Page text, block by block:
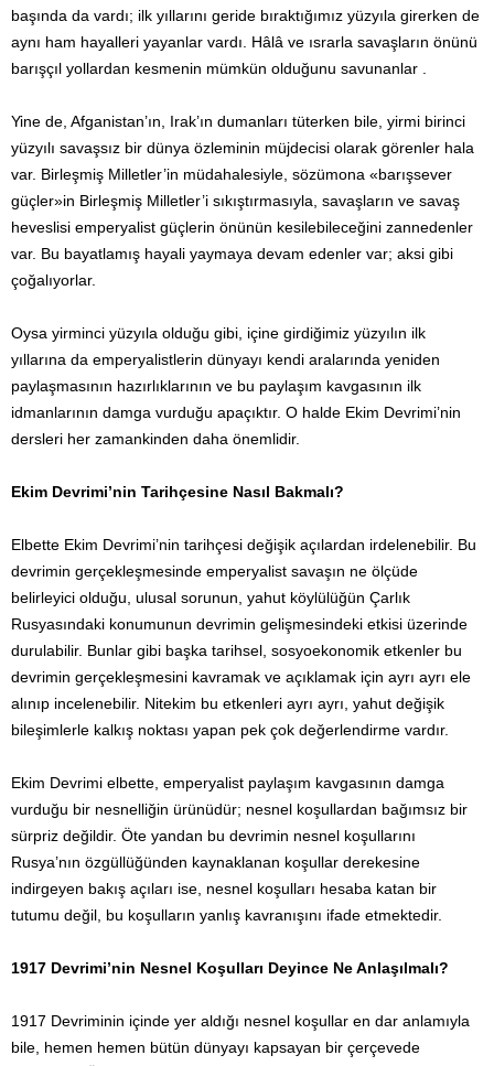
başında da vardı; ilk yıllarını geride bıraktığımız yüzyıla girerken de
aynı ham hayalleri yayanlar vardı. Hâlâ ve ısrarla savaşların önünü
barışçıl yollardan kesmenin mümkün olduğunu savunanlar .
Yine de, Afganistan’ın, Irak’ın dumanları tüterken bile, yirmi birinci
yüzyılı savaşsız bir dünya özleminin müjdecisi olarak görenler hala
var. Birleşmiş Milletler’in müdahalesiyle, sözümona «barışsever
güçler»in Birleşmiş Milletler’i sıkıştırmasıyla, savaşların ve savaş
heveslisi emperyalist güçlerin önünün kesilebileceğini zannedenler
var. Bu bayatlamış hayali yaymaya devam edenler var; aksi gibi
çoğalıyorlar.
Oysa yirminci yüzyıla olduğu gibi, içine girdiğimiz yüzyılın ilk
yıllarına da emperyalistlerin dünyayı kendi aralarında yeniden
paylaşmasının hazırlıklarının ve bu paylaşım kavgasının ilk
idmanlarının damga vurduğu apaçıktır. O halde Ekim Devrimi’nin
dersleri her zamankinden daha önemlidir.
Ekim Devrimi’nin Tarihçesine Nasıl Bakmalı?
Elbette Ekim Devrimi’nin tarihçesi değişik açılardan irdelenebilir. Bu
devrimin gerçekleşmesinde emperyalist savaşın ne ölçüde
belirleyici olduğu, ulusal sorunun, yahut köylülüğün Çarlık
Rusyasındaki konumunun devrimin gelişmesindeki etkisi üzerinde
durulabilir. Bunlar gibi başka tarihsel, sosyoekonomik etkenler bu
devrimin gerçekleşmesini kavramak ve açıklamak için ayrı ayrı ele
alınıp incelenebilir. Nitekim bu etkenleri ayrı ayrı, yahut değişik
bileşimlerle kalkış noktası yapan pek çok değerlendirme vardır.
Ekim Devrimi elbette, emperyalist paylaşım kavgasının damga
vurduğu bir nesnelliğin ürünüdür; nesnel koşullardan bağımsız bir
sürpriz değildir. Öte yandan bu devrimin nesnel koşullarını
Rusya’nın özgüllüğünden kaynaklanan koşullar derekesine
indirgeyen bakış açıları ise, nesnel koşulları hesaba katan bir
tutumu değil, bu koşulların yanlış kavranışını ifade etmektedir.
1917 Devrimi’nin Nesnel Koşulları Deyince Ne Anlaşılmalı?
1917 Devriminin içinde yer aldığı nesnel koşullar en dar anlamıyla
bile, hemen hemen bütün dünyayı kapsayan bir çerçevede